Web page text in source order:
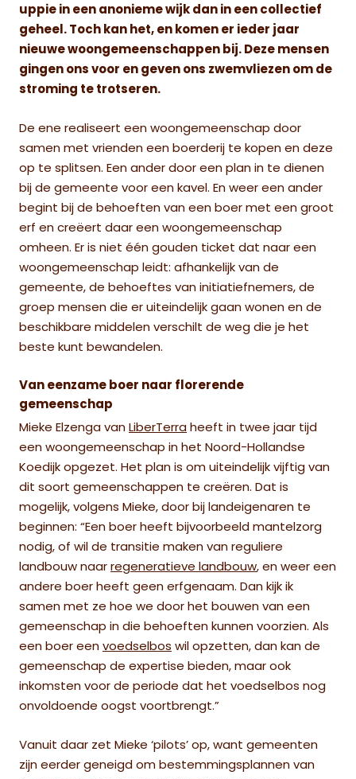
uppie in een anonieme wijk dan in een collectief
geheel. Toch kan het, en komen er ieder jaar
nieuwe woongemeenschappen bij. Deze mensen
gingen ons voor en geven ons zwemvliezen om de
stroming te trotseren.
De ene realiseert een woongemeenschap door
samen met vrienden een boerderij te kopen en deze
op te splitsen. Een ander door een plan in te dienen
bij de gemeente voor een kavel. En weer een ander
begint bij de behoeften van een boer met een groot
erf en creëert daar een woongemeenschap
omheen. Er is niet één gouden ticket dat naar een
woongemeenschap leidt: afhankelijk van de
gemeente, de behoeftes van initiatiefnemers, de
groep mensen die er uiteindelijk gaan wonen en de
beschikbare middelen verschilt de weg die je het
beste kunt bewandelen.
Van eenzame boer naar florerende
gemeenschap
Mieke Elzenga van LiberTerra heeft in twee jaar tijd
een woongemeenschap in het Noord-Hollandse
Koedijk opgezet. Het plan is om uiteindelijk vijftig van
dit soort gemeenschappen te creëren. Dat is
mogelijk, volgens Mieke, door bij landeigenaren te
beginnen: “Een boer heeft bijvoorbeeld mantelzorg
nodig, of wil de transitie maken van reguliere
landbouw naar regeneratieve landbouw, en weer een
andere boer heeft geen erfgenaam. Dan kijk ik
samen met ze hoe we door het bouwen van een
gemeenschap in die behoeften kunnen voorzien. Als
een boer een voedselbos wil opzetten, dan kan de
gemeenschap de expertise bieden, maar ook
inkomsten voor de periode dat het voedselbos nog
onvoldoende oogst voortbrengt.”
Vanuit daar zet Mieke ‘pilots’ op, want gemeenten
zijn eerder geneigd om bestemmingsplannen van